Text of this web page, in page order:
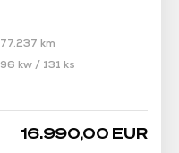
77.237 km
96 kw / 131 ks
16.990,00 EUR